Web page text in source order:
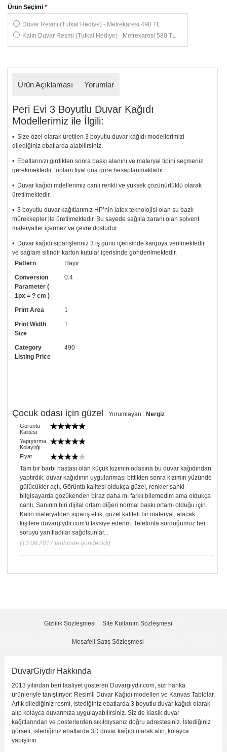
*
Ürün Seçimi
Duvar Resmi (Tutkal Hediye) - Metrekaresi 490 TL
Kalın Duvar Resmi (Tutkal Hediye) - Metrekaresi 580 TL
Ürün Açıklaması Yorumlar
Peri Evi 3 Boyutlu Duvar Kağıdı
Modellerimiz ile İlgili:
• Size özel olarak üretilen 3 boyutlu duvar kağıdı modellerimizi
dilediğiniz ebatlarda alabilirsiniz.
• Ebatlarınızı girdikten sonra baskı alanını ve materyal tipini seçmeniz
gerekmektedir, toplam fiyat ona göre hesaplanmaktadır.
• Duvar kağıdı mdellerimiz canlı renkli ve yüksek çözünürlüklü olarak
üretilmektedir.
• 3 boyutlu duvar kağıtlarımız HP’nin latex teknolojisi olan su bazlı
mürekkepler ile üretilmektedir. Bu sayede sağlıla zararlı olan solvent
materyaller içermez ve çevre dostudur.
• Duvar kağıdı siparişleriniz 3 iş günü içerisinde kargoya verilmektedir
ve sağlam silindir karton kutular içerisinde gönderilmektedir.
• Tutkalınız, siparişiniz ile birlikte ücretsiz olarak gönderilecektir.
Uygulaması standart duvar kağıdı ile aynıdır. Siparişiniz ile birlikte
uygulama kılavuzu da gönderilecektir.
arayıp talebinizi iletebilirsiniz.
• Görselde düzenleme yaptırmak istiyorsanız yine bize telefon
numaramızdan ulaşabilirsiniz.
Pattern
Hayır
Conversion
Parameter (
1px = ? cm )
0.4
Print Area
1
Print Width
Size
1
Category
Listing Price
490
Çocuk odası için güzel Yorumlayan : Nergiz
Görüntü
Kalitesi
Yapıştırma
Kolaylığı
Fiyat
Tam bir barbi hastası olan küçük kızımın odasına bu duvar kağıdından
yaptırdık, duvar kağıdının uygulanması bittikten sonra kızımın yüzünde
gülücükler açtı. Görüntü kalitesi oldukça güzel, renkler sanki
bilgisayarda gözükenden biraz daha mı farklı bilemedim ama oldukça
canlı. Sanırım biri dijital ortam diğeri normal baskı ortamı olduğu için.
Kalın materyalden sipariş ettik, güzel kaliteli bir materyal, alacak
kişilere duvargiydir.com'u tavsiye ederim. Telefonla sorduğumuz her
soruyu yanıtladılar sağolsunlar. .
(13.06.2017 tarihinde gönderildi)
KENDI YORUMUNUZU YAZIN
(kötü) değil)(orta)
(iyi) iyi)
Fiyat
Sitede Görünecek İsim
Yorumunuzun Başlığı
Gizlilik Sözleşmesi Site Kullanım Sözleşmesi
Mesafeli Satış Sözleşmesi
DuvarGiydir Hakkında
2013 yılından beri faaliyet gösteren Duvargiydir.com, sizi harika
ürünleriyle tanıştırıyor: Resimli Duvar Kağıdı modelleri ve Kanvas Tablolar.
Artık dilediğiniz resmi, istediğiniz ebatlarda 3 boyutlu duvar kağıdı olarak
alıp kolayca duvarınıza uygulayabilirsiniz. Siz de klasik duvar
kağıtlarından ve posterlerden sıkıldıysanız doğru adrestesiniz. İstediğiniz
görseli, istediğiniz ebatlarda 3D duvar kağıdı olarak alın, kolayca
yapıştırın.